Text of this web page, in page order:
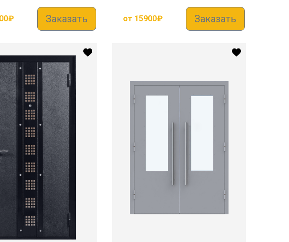
₽ Заказать от 15900₽ Заказать